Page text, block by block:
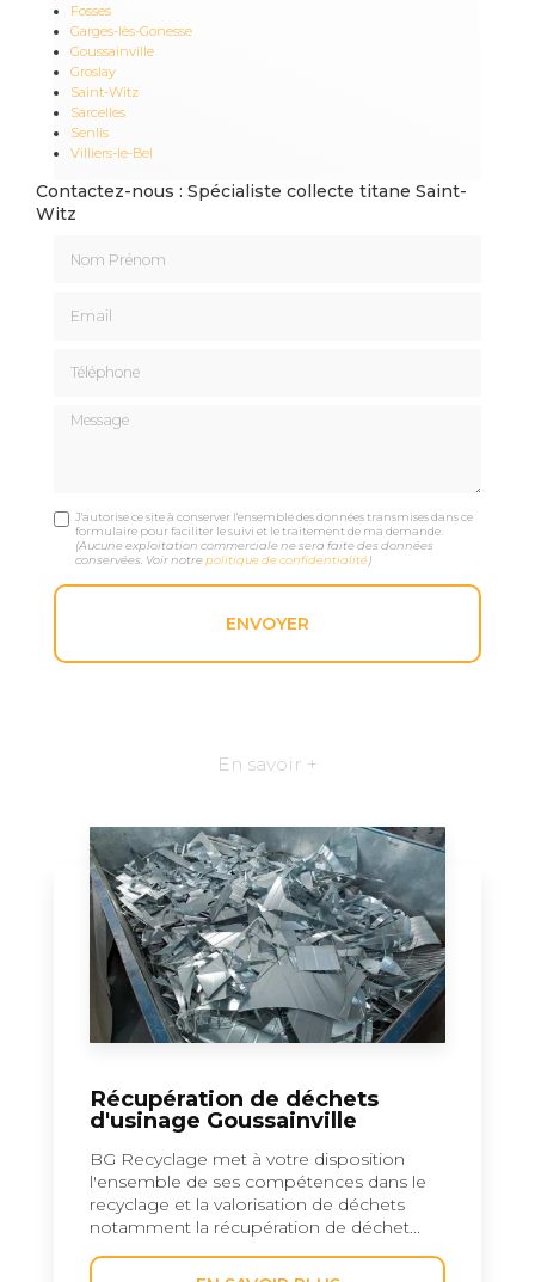
Fosses
Garges-lès-Gonesse
Goussainville
Groslay
Saint-Witz
Sarcelles
Senlis
Villiers-le-Bel
Contactez-nous : Spécialiste collecte titane Saint-
Witz
Message
J'autorise ce site à conserver l'ensemble des données transmises dans ce
formulaire pour faciliter le suivi et le traitement de ma demande.
(Aucune exploitation commerciale ne sera faite des données
conservées. Voir notrepolitique de confidentialité)
En savoir +
Récupération de déchets
d'usinage Goussainville
BG Recyclage met à votre disposition
l'ensemble de ses compétences dans le
recyclage et la valorisation de déchets
notamment la récupération de déchet...